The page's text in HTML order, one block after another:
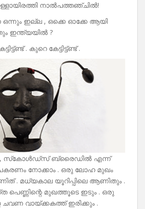
നാൽപത്തഞ്ചിൽ!
ഇല്ല , ഒക്കെ ഓക്കേ ആയി
ഇന്ത്യയിൽ ?
. കുറെ കേട്ടിട്ട്ണ്ട് .
, സ്‌കോൾഡ്സ് ബ്രൈഡിൽ എന്ന്
നോക്കാം . ഒരു ലോഹ മുഖം
. മധ്യകാല യൂറിപ്പിലെ ആണിതും .
പെണ്ണിന്റെ മുഖത്തൂടെ ഇടും . ഒരു
വായ്ക്കകത്ത് ഇരിക്കും .